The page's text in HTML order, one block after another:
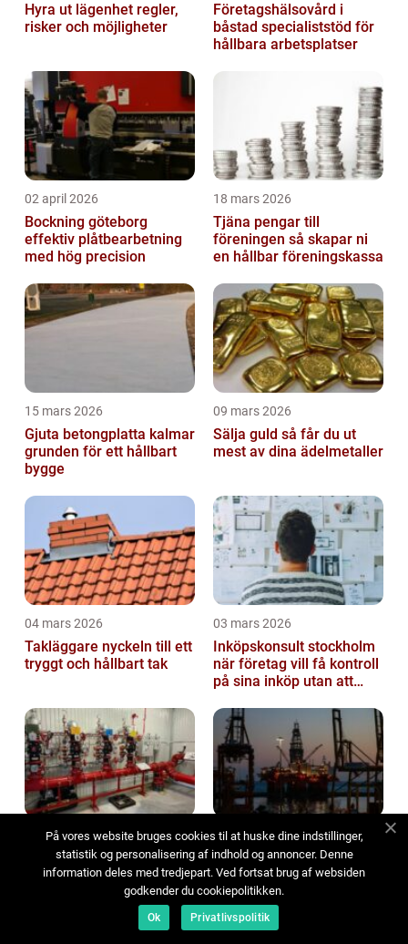
Hyra ut lägenhet regler,
risker och möjligheter
Företagshälsovård i
båstad specialiststöd för
hållbara arbetsplatser
02 april 2026
Bockning göteborg
effektiv plåtbearbetning
med hög precision
18 mars 2026
Tjäna pengar till
föreningen så skapar ni
en hållbar föreningskassa
15 mars 2026
Gjuta betongplatta kalmar
grunden för ett hållbart
bygge
09 mars 2026
Sälja guld så får du ut
mest av dina ädelmetaller
04 mars 2026
Takläggare nyckeln till ett
tryggt och hållbart tak
03 mars 2026
Inköpskonsult stockholm
när företag vill få kontroll
på sina inköp utan att
03 mars 2026
Sprinklersystem som
räddar både liv och
21 februari 2026
Borrning grunden för
säkra brunnar, stabila
konstruktioner och
hållbara projekt
På vores website bruges cookies til at huske dine indstillinger,
statistik og personalisering af indhold og annoncer. Denne
information deles med tredjepart. Ved fortsat brug af websiden
godkender du cookiepolitikken.
Ok Privatlivspolitik